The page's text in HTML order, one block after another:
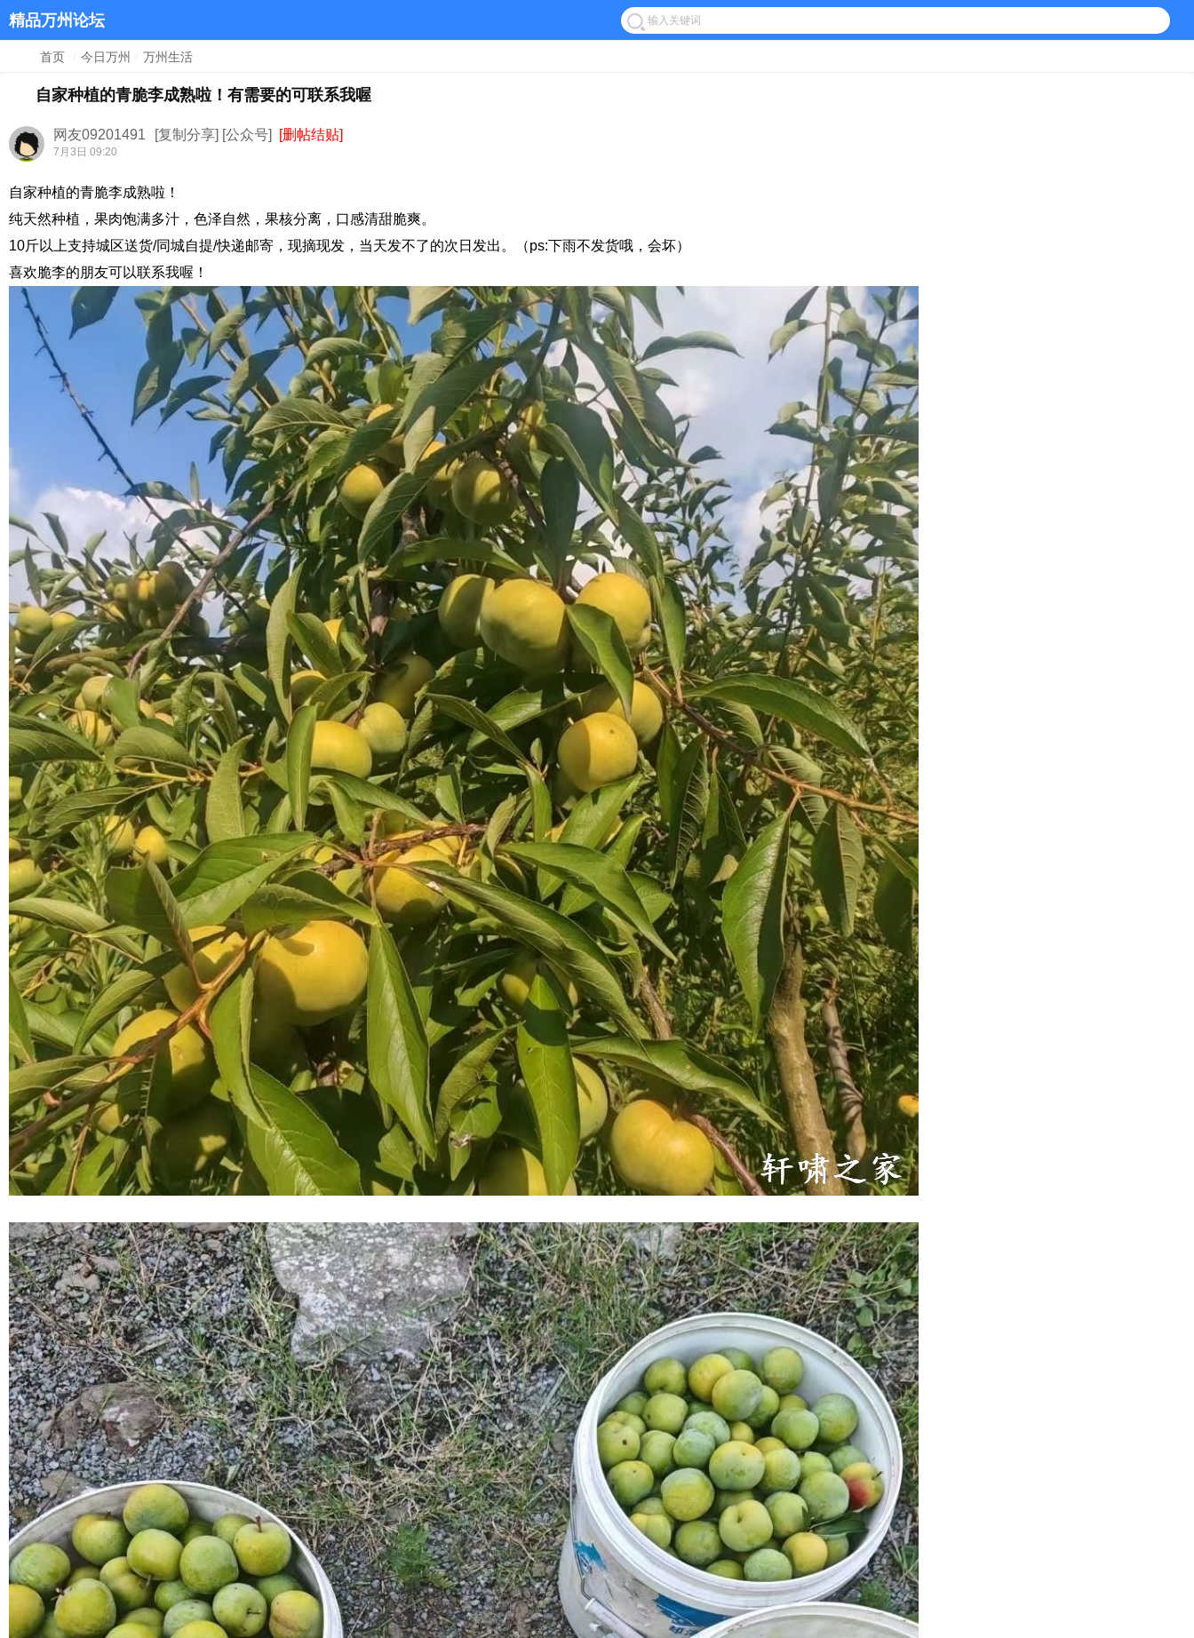
精品万州论坛
首页 今日万州 万州生活
自家种植的青脆李成熟啦！有需要的可联系我喔
网友09201491
7月3日 09:20
[复制分享] [公众号] [删帖结贴]
自家种植的青脆李成熟啦！
纯天然种植，果肉饱满多汁，色泽自然，果核分离，口感清甜脆爽。
10斤以上支持城区送货/同城自提/快递邮寄，现摘现发，当天发不了的次日发出。（ps:下雨不发货哦，会坏）
喜欢脆李的朋友可以联系我喔！